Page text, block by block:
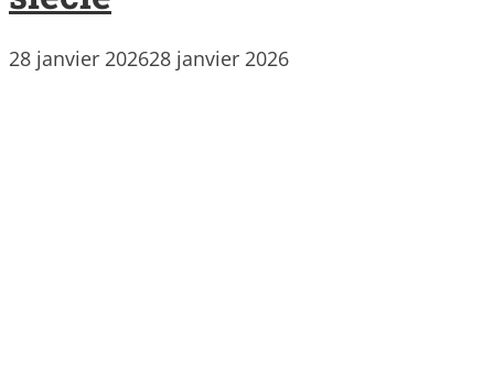
28 janvier 202628 janvier 2026